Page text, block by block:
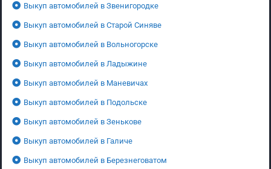
Выкуп автомобилей в Звенигородке
Выкуп автомобилей в Старой Синяве
Выкуп автомобилей в Вольногорске
Выкуп автомобилей в Ладыжине
Выкуп автомобилей в Маневичах
Выкуп автомобилей в Подольске
Выкуп автомобилей в Зенькове
Выкуп автомобилей в Галиче
Выкуп автомобилей в Березнеговатом